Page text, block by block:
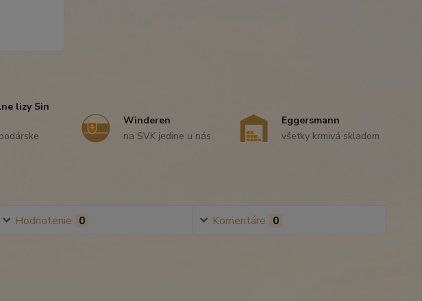
lizy Sin
Winderen
na SVK jedine u nás
Eggersmann
všetky krmivá skladom
Hodnotenie 0 Komentáre 0